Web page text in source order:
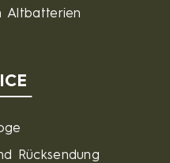
Altbatterien
Rücksendung